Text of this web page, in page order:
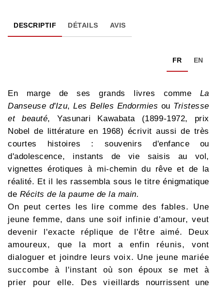
DESCRIPTIF DÉTAILS AVIS
FR EN
En marge de ses grands livres comme La
Danseuse d'Izu,Les Belles Endormies ou Tristesse
et beauté, Yasunari Kawabata (1899-1972, prix
Nobel de littérature en 1968) écrivit aussi de très
courtes histoires : souvenirs d'enfance ou
d'adolescence, instants de vie saisis au vol,
vignettes érotiques à mi-chemin du rêve et de la
réalité. Et il les rassembla sous le titre énigmatique
de Récits de la paume de la main.
On peut certes les lire comme des fables. Une
jeune femme, dans une soif infinie d'amour, veut
devenir l'exacte réplique de l'être aimé. Deux
amoureux, que la mort a enfin réunis, vont
dialoguer et joindre leurs voix. Une jeune mariée
succombe à l'instant où son époux se met à
prier pour elle. Des vieillards nourrissent une